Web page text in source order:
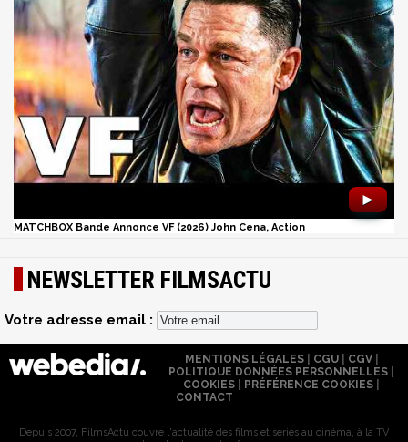
►
MATCHBOX Bande Annonce VF (2026) John Cena, Action
NEWSLETTER FILMSACTU
Votre adresse email :
MENTIONS LÉGALES| CGU| CGV|
POLITIQUE DONNÉES PERSONNELLES
COOKIES
PRÉFÉRENCE COOKIES
CONTACT
Depuis 2007, FilmsActu couvre l'actualité des films et séries au cinéma, à la TV